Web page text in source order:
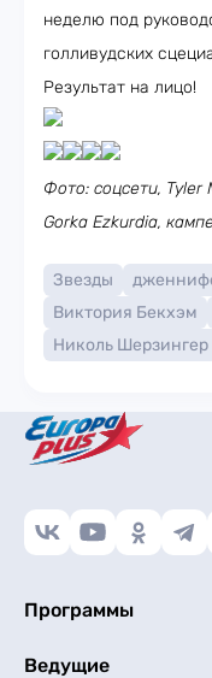
неделю под
голливудских
Результат на лицо!
Фото: соцсети, Tyler
Gorka Ezkurdia,
Звезды
Виктория Бекхэм
Николь Шерзингер
Программы
Ведущие